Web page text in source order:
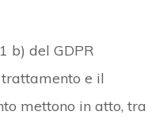
b) del GDPR
e il
mettono in atto, tra